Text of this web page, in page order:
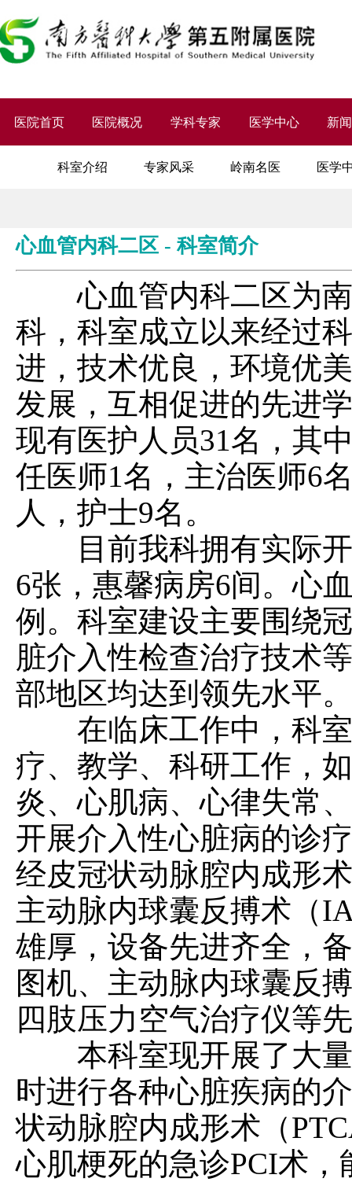
医院首页 医院概况 学科专家 医学中心 新
科室介绍 专家风采 岭南名医 医学
心血管内科二区 - 科室简介
心血管内科二区为南
科，科室成立以来经过
进，技术优良，环境优
发展，互相促进的先进
现有医护人员31名，其
任医师1名，主治医师6
人，护士9名。
目前我科拥有实际开
6张，惠馨病房6间。心
例。科室建设主要围绕
脏介入性检查治疗技术
部地区均达到领先水平。
在临床工作中，科室
疗、教学、科研工作，
炎、心肌病、心律失常
开展介入性心脏病的诊
经皮冠状动脉腔内成形
主动脉内球囊反搏术（
雄厚，设备先进齐全，
图机、主动脉内球囊反
四肢压力空气治疗仪等
本科室现开展了大量
时进行各种心脏疾病的
状动脉腔内成形术（
心肌梗死的急诊PCI术